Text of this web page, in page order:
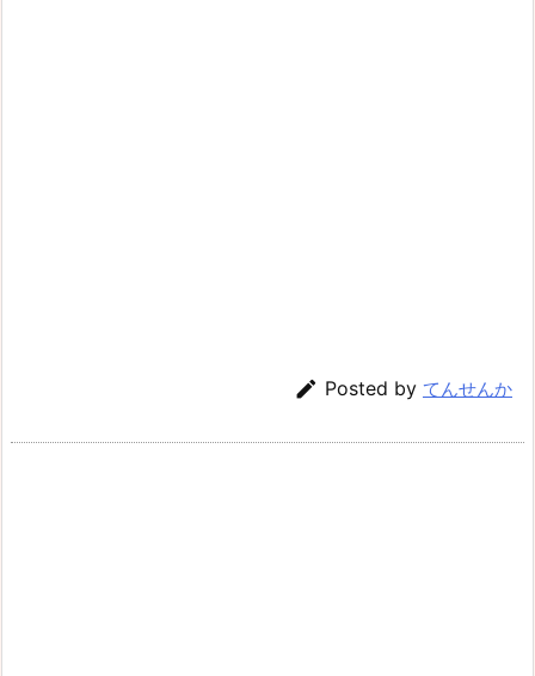
 Posted by てんせんか